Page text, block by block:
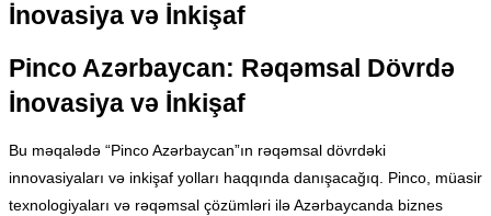
İnovasiya və İnkişaf
Pinco Azərbaycan: Rəqəmsal Dövrdə
İnovasiya və İnkişaf
Bu məqalədə “Pinco Azərbaycan”ın rəqəmsal dövrdəki
innovasiyaları və inkişaf yolları haqqında danışacağıq. Pinco, müasir
texnologiyaları və rəqəmsal çözümləri ilə Azərbaycanda biznes